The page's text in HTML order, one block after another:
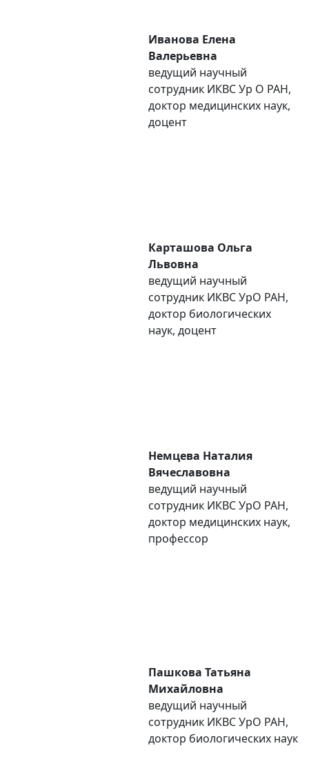
Иванова Елена
Валерьевна
ведущий научный
сотрудник ИКВС Уp O РАН,
доктор медицинских наук,
доцент
Карташова Ольга
Львовна
ведущий научный
сотрудник ИКВС УpO РАН,
доктор биологических
наук, доцент
Немцева Наталия
Вячеславовна
ведущий научный
сотрудник ИКВС УpO РАН,
доктор медицинских наук,
профессор
Пашкова Татьяна
Михайловна
ведущий научный
сотрудник ИКВС УpO РАН,
доктор биологических наук